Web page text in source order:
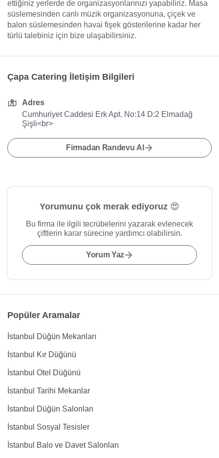
ettiğiniz yerlerde de organizasyonlarınızı yapabiliriz. Masa
süslemesinden canlı müzik organizasyonuna, çiçek ve
balon süslemesinden havai fişek gösterilerine kadar her
türlü talebiniz için bize ulaşabilirsiniz.
Çapa Catering İletişim Bilgileri
Adres
Cumhuriyet Caddesi Erk Apt. No:14 D:2 Elmadağ
Şişli<br>
Firmadan Randevu Al
Yorumunu çok merak ediyoruz 😍
Bu firma ile ilgili tecrübelerini yazarak evlenecek
çiftlerin karar sürecine yardımcı olabilirsin.
Yorum Yaz
Popüler Aramalar
İstanbul Düğün Mekanları
İstanbul Kır Düğünü
İstanbul Otel Düğünü
İstanbul Tarihi Mekanlar
İstanbul Düğün Salonları
İstanbul Sosyal Tesisler
İstanbul Balo ve Davet Salonları